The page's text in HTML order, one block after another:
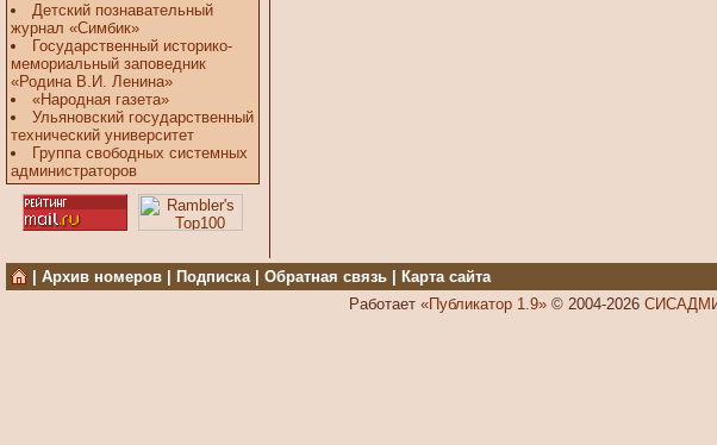
Детский познавательный
журнал «Симбик»
Государственный историко-
мемориальный заповедник
«Родина В.И. Ленина»
«Народная газета»
Ульяновский государственный
технический университет
Группа свободных системных
администраторов
Архив номеров Подписка| Обратная связь
Карта сайта
Работает «Публикатор 1.9»© 2004-2026